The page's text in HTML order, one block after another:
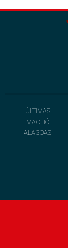
ÚLTIMAS
MACEIÓ
ALAGOAS